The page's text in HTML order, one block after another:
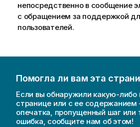
непосредственно в сообщение
с обращением за поддержкой
пользователей.
Помогла ли вам эта
Если вы обнаружили какую-либо
странице или с ее
опечатка, пропущенный шаг или
ошибка, сообщите нам об этом!